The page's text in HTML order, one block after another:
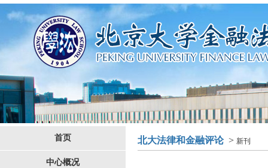
首页
中心概况
北大法律和金融评论> 新刊